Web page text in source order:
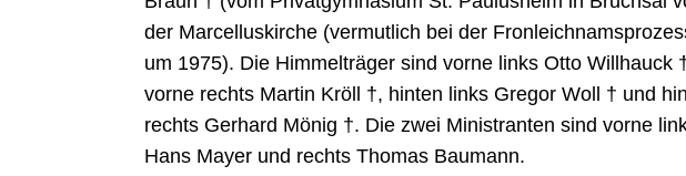
der Marcelluskirche (vermutlich bei der
um 1975). Die Himmelträger sind vorne links Otto Willhauck
vorne rechts Martin Kröll †, hinten links Gregor Woll † und
rechts Gerhard Mönig †. Die zwei Ministranten sind vorne
Hans Mayer und rechts Thomas Baumann.